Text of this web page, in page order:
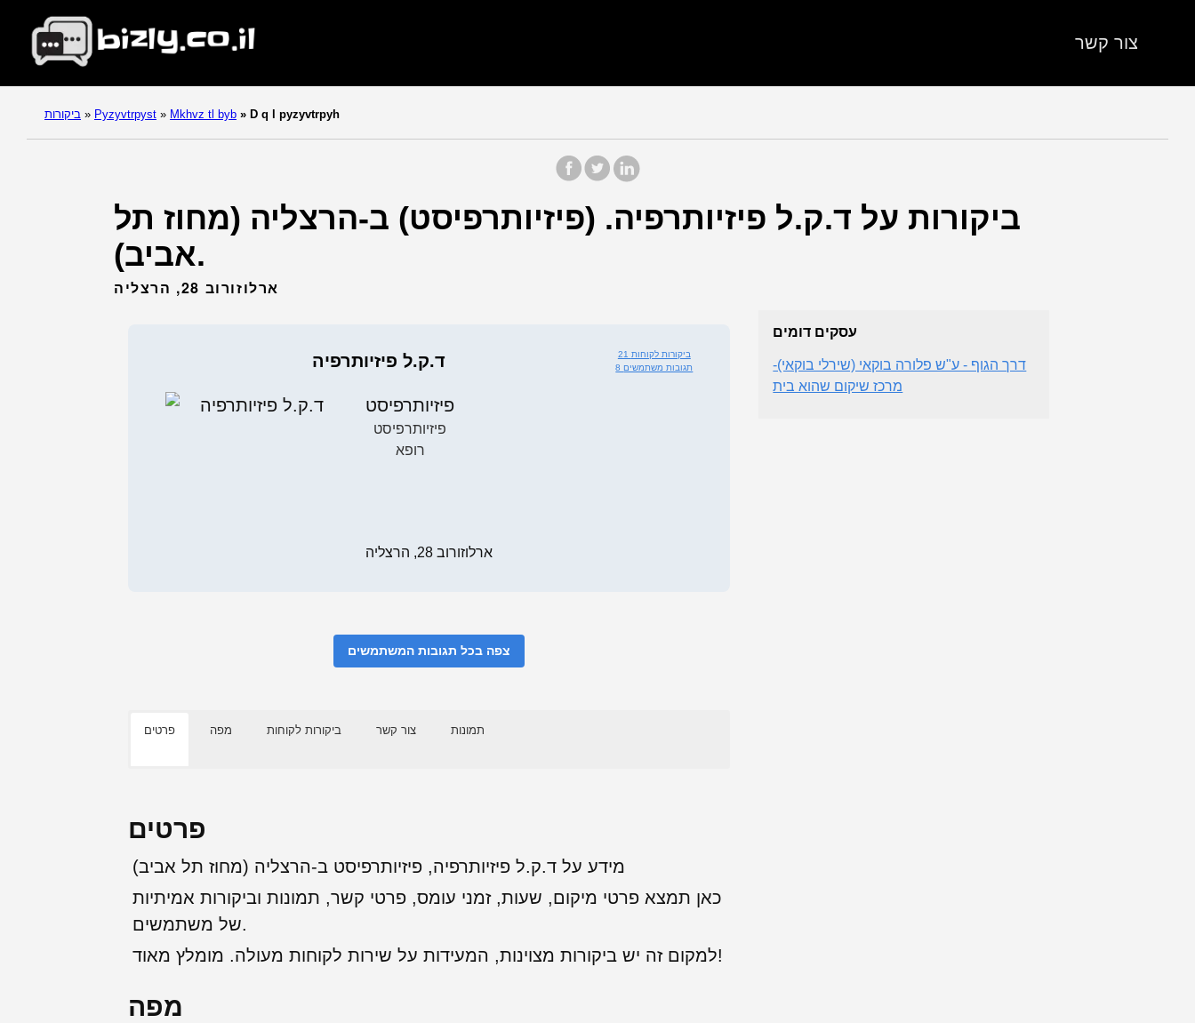
צור קשר
ביקורות » Pyzyvtrpyst » Mkhvz tl byb » D q l pyzyvtrpyh
ביקורות על ד.ק.ל פיזיותרפיה. (פיזיותרפיסט) ב-הרצליה (מחוז תל
אביב).
ארלוזורוב 28, הרצליה
ד.ק.ל פיזיותרפיה
21 ביקורות לקוחות
8 תגובות משתמשים
פיזיותרפיסט
פיזיותרפיסט
רופא
ארלוזורוב 28, הרצליה
צפה בכל תגובות המשתמשים
פרטים מפה ביקורות לקוחות צור קשר תמונות
פרטים
מידע על ד.ק.ל פיזיותרפיה, פיזיותרפיסט ב-הרצליה (מחוז תל אביב)
כאן תמצא פרטי מיקום, שעות, זמני עומס, פרטי קשר, תמונות וביקורות אמיתיות
של משתמשים.
למקום זה יש ביקורות מצוינות, המעידות על שירות לקוחות מעולה. מומלץ מאוד!
מפה
עסקים דומים
דרך הגוף - ע"ש פלורה בוקאי (שירלי בוקאי)-
מרכז שיקום שהוא בית